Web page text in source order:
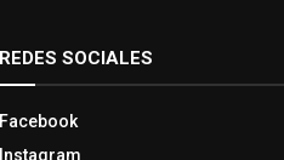
REDES SOCIALES
Facebook
Instagram